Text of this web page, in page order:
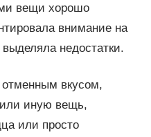
вещи хорошо
внимание на
недостатки.
вкусом,
или иную вещь,
или просто